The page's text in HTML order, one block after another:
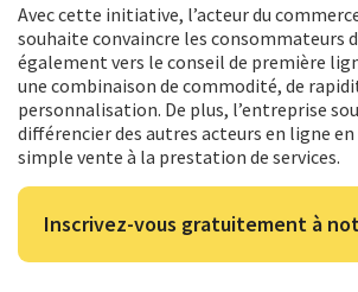
Avec cette initiative, l’acteur du
souhaite convaincre les consommateurs
également vers le conseil de première
une combinaison de commodité, de
personnalisation. De plus, l’entreprise
différencier des autres acteurs en ligne
simple vente à la prestation de services.
Inscrivez-vous gratuitement à